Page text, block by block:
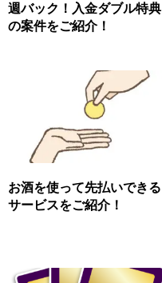
週バック！入金ダブル特典
の案件をご紹介！
お酒を使って先払いできる
サービスをご紹介！